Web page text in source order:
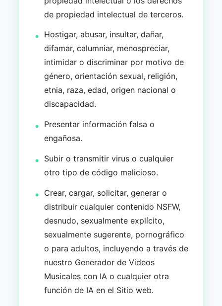
de propiedad intelectual de terceros.
Hostigar, abusar, insultar, dañar,
difamar, calumniar, menospreciar,
intimidar o discriminar por motivo de
género, orientación sexual, religión,
etnia, raza, edad, origen nacional o
discapacidad.
Presentar información falsa o
engañosa.
Subir o transmitir virus o cualquier
otro tipo de código malicioso.
Crear, cargar, solicitar, generar o
distribuir cualquier contenido NSFW,
desnudo, sexualmente explícito,
sexualmente sugerente, pornográfico
o para adultos, incluyendo a través de
nuestro Generador de Videos
Musicales con IA o cualquier otra
función de IA en el Sitio web.